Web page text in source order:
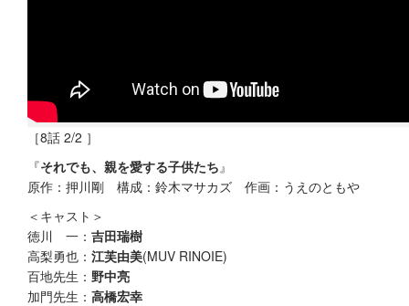
［8話 2/2 ］
『それでも、親を愛する子供たち』
原作：押川剛 構成：鈴木マサカズ 作画：うえのともや
＜キャスト＞
徳川 一： 吉田瑞樹
高梨勇也： 江芙由美(MUV RINOIE)
百地先生： 野中亮
加門先生： 高橋宏幸